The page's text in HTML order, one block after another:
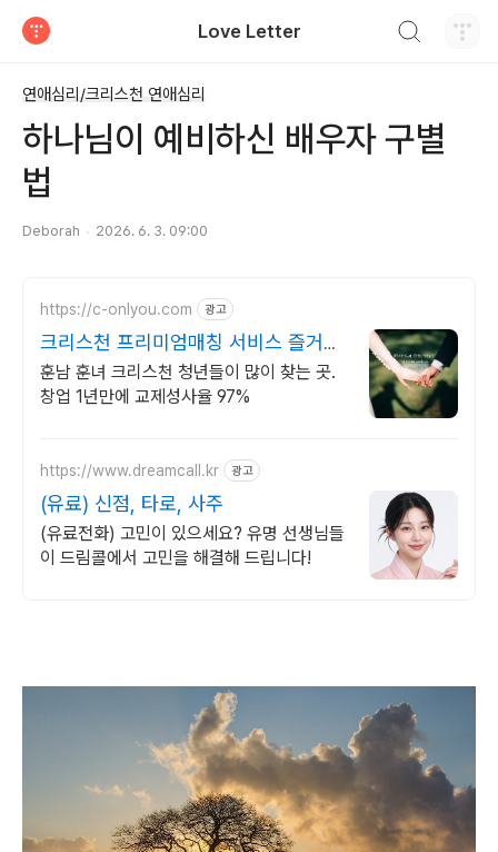
Love Letter
연애심리/크리스천 연애심리
하나님이 예비하신 배우자 구별
법
Deborah 2026. 6. 3. 09:00
https://c-onlyou.com 광고
크리스천 프리미엄매칭 서비스 즐거운
크리스천 소개팅 !
훈남 훈녀 크리스천 청년들이 많이 찾는 곳.
창업 1년만에 교제성사율 97%
https://www.dreamcall.kr 광고
(유료) 신점, 타로, 사주
(유료전화) 고민이 있으세요? 유명 선생님들
이 드림콜에서 고민을 해결해 드립니다!